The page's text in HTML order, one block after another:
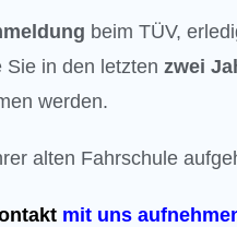
beim TÜV,
in den letzten zwei
werden.
alten Fahrschule
mit uns